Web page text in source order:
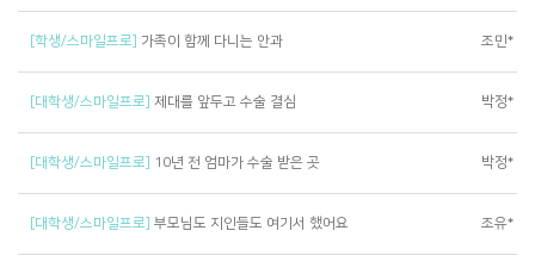
[학생/스마일프로] 가족이 함께 다니는 안과 조민*
[대학생/스마일프로] 제대를 앞두고 수술 결심 박정*
[대학생/스마일프로] 10년 전 엄마가 수술 받은 곳 박정*
[대학생/스마일프로] 부모님도 지인들도 여기서 했어요 조유*